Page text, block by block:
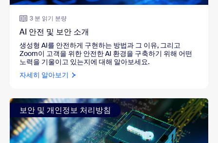
3 분 읽기 분량
AI 안전 및 보안 소개
생성형 AI를 안전하게 구현하는 방법과 그 이유, 그리고
Zoom이 고객을 위한 안전한 AI 환경을 구축하기 위해 어떤
노력을 기울이고 있는지에 대해 알아보세요.
자세히 알아보기
보안 및 개인정보 처리방침